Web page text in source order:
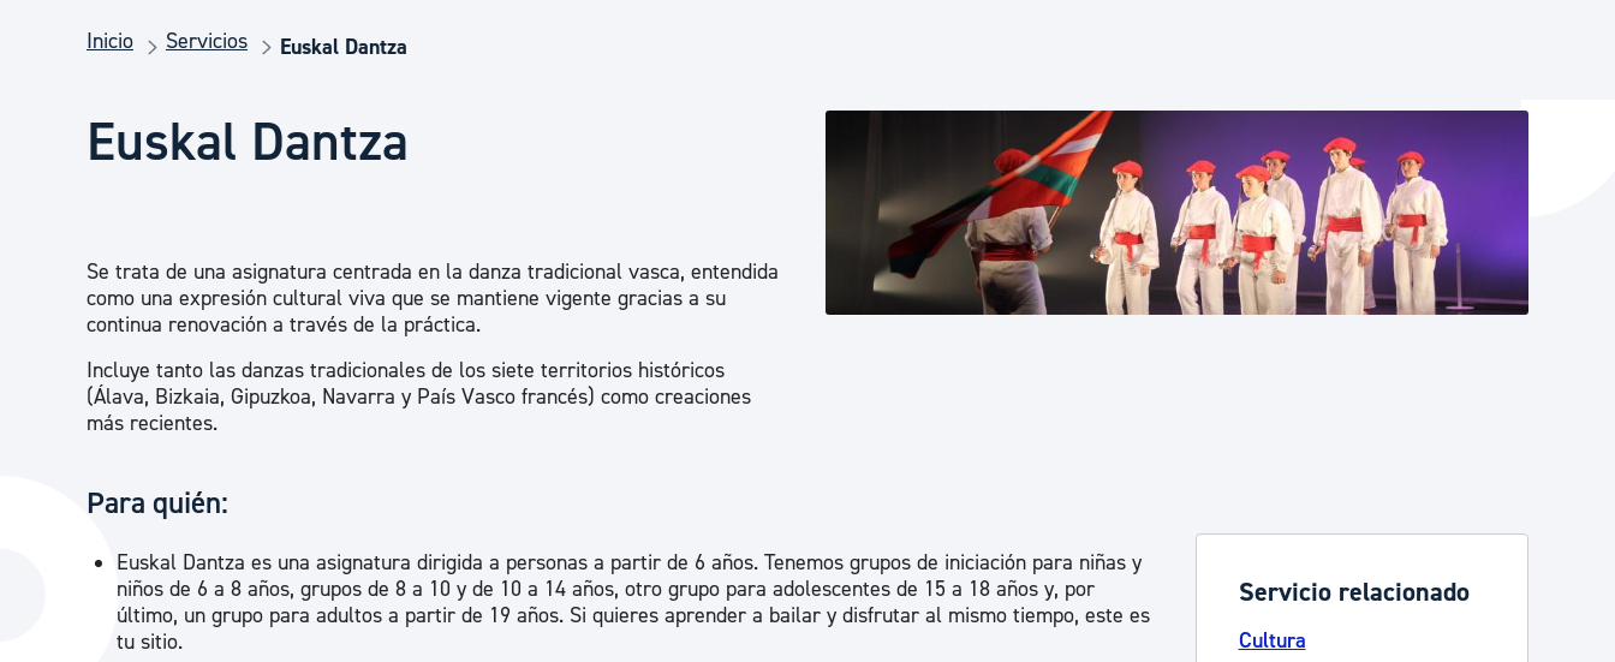
Seguridad ciudadana y emergencias
Salud Pública, animales y consumo Desarrollo económico y empleo
Igualdad, Derechos Humanos y convivencia
Participación ciudadana y asociacionismo Cultura
Deporte
La ciudad
La ciudad ahora
Actualidad Administración municipal
Inicio Servicios Euskal Dantza
Euskal Dantza
Se trata de una asignatura centrada en la danza tradicional vasca, entendida
como una expresión cultural viva que se mantiene vigente gracias a su
continua renovación a través de la práctica.
Incluye tanto las danzas tradicionales de los siete territorios históricos
(Álava, Bizkaia, Gipuzkoa, Navarra y País Vasco francés) como creaciones
más recientes.
Para quién:
Euskal Dantza es una asignatura dirigida a personas a partir de 6 años. Tenemos grupos de iniciación para niñas y
niños de 6 a 8 años, grupos de 8 a 10 y de 10 a 14 años, otro grupo para adolescentes de 15 a 18 años y, por
último, un grupo para adultos a partir de 19 años. Si quieres aprender a bailar y disfrutar al mismo tiempo, este es
tu sitio.
Servicio relacionado
Cultura